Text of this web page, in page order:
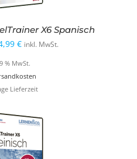
X6 Spanisch
€
€Aktueller
Preis
ist:
4,99 €.
inkl. MwSt.
% MwSt.
Lieferzeit